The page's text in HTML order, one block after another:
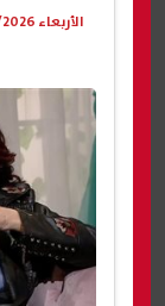
الأربعاء 01/04/2026 12:43 م